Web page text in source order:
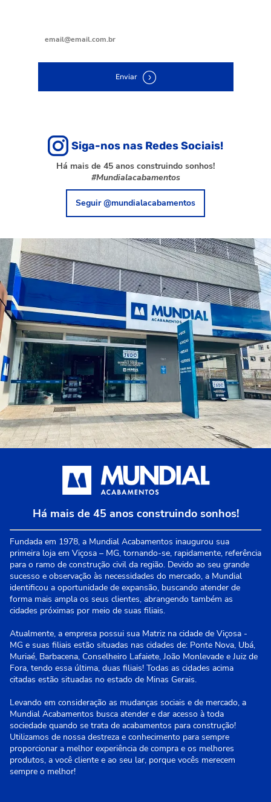
Enviar
Siga-nos nas Redes Sociais!
Há mais de 45 anos construindo sonhos!
#Mundialacabamentos
Seguir @mundialacabamentos
Há mais de 45 anos construindo sonhos!
Fundada em 1978, a Mundial Acabamentos inaugurou sua
primeira loja em Viçosa – MG, tornando-se, rapidamente, referência
para o ramo de construção civil da região. Devido ao seu grande
sucesso e observação às necessidades do mercado, a Mundial
identificou a oportunidade de expansão, buscando atender de
forma mais ampla os seus clientes, abrangendo também as
cidades próximas por meio de suas filiais.
Atualmente, a empresa possui sua Matriz na cidade de Viçosa -
MG e suas filiais estão situadas nas cidades de: Ponte Nova, Ubá,
Muriaé, Barbacena, Conselheiro Lafaiete, João Monlevade e Juiz de
Fora, tendo essa última, duas filiais! Todas as cidades acima
citadas estão situadas no estado de Minas Gerais.
Levando em consideração as mudanças sociais e de mercado, a
Mundial Acabamentos busca atender e dar acesso à toda
sociedade quando se trata de acabamentos para construção!
Utilizamos de nossa destreza e conhecimento para sempre
proporcionar a melhor experiência de compra e os melhores
produtos, a você cliente e ao seu lar, porque vocês merecem
sempre o melhor!